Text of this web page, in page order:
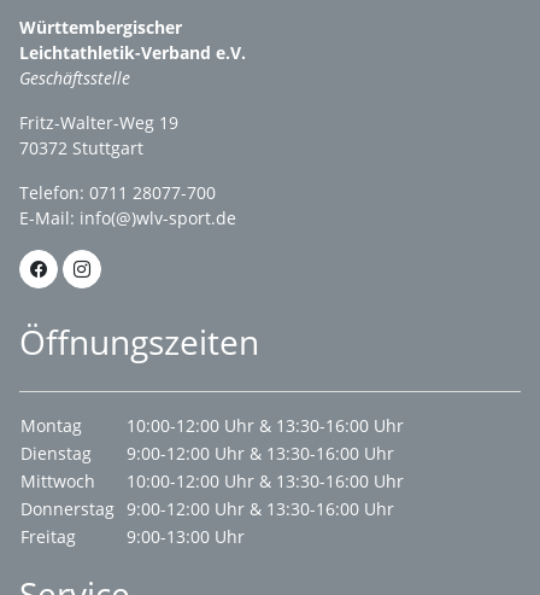
Württembergischer
Leichtathletik-Verband e.V.
Geschäftsstelle
Fritz-Walter-Weg 19
70372 Stuttgart
Telefon: 0711 28077-700
E-Mail: info(@)wlv-sport.de
Öffnungszeiten
Montag
10:00-12:00 Uhr & 13:30-16:00 Uhr
Dienstag
9:00-12:00 Uhr & 13:30-16:00 Uhr
Mittwoch
10:00-12:00 Uhr & 13:30-16:00 Uhr
Donnerstag 9:00-12:00 Uhr & 13:30-16:00 Uhr
Freitag
9:00-13:00 Uhr